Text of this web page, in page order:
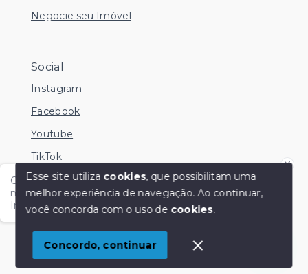
Olá me chamo Kamila e estou disponível nesse
momento para esclarecer dúvidas no Whatsapp.
Independente do horário é só chamar!
Negocie seu Imóvel
Social
Instagram
Facebook
Youtube
TikTok
© Copyright 2026 - KM Imóveis - Todos os direitos
SITE PARA IMOBILIARIA
Esse site utiliza cookies, que possibilitam uma
melhor experiência de navegação.Ao continuar,
você concorda com o uso de cookies.
Concordo, continuar